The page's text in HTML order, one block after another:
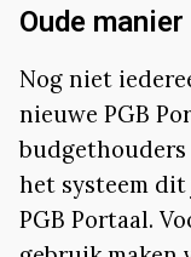
Oude manier
Nog niet
nieuwe PGB
budgethouders
het systeem
PGB Portaal.